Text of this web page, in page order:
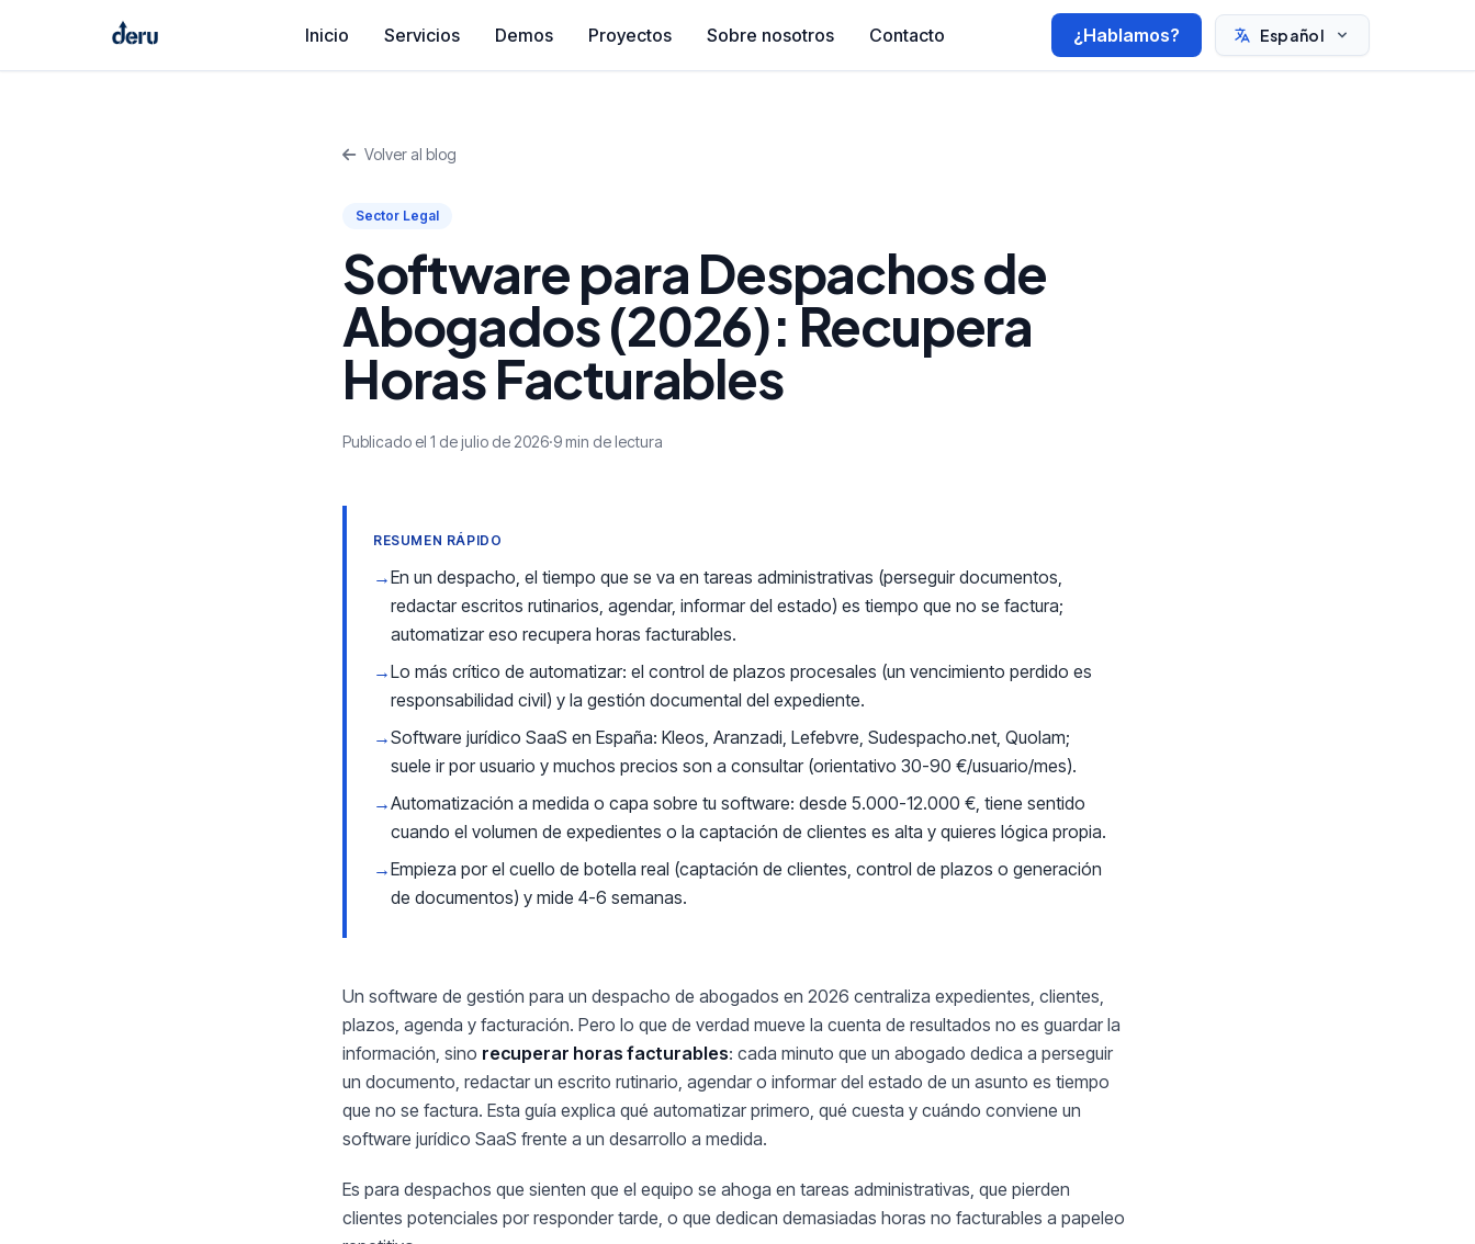
Inicio Servicios Demos Proyectos Sobre nosotros Contacto ¿Hablamos? Español
Volver al blog
Sector Legal
Software para Despachos de
Abogados (2026): Recupera
Horas Facturables
Publicado el 1 de julio de 2026·9 min de lectura
RESUMEN RÁPIDO
→En un despacho, el tiempo que se va en tareas administrativas (perseguir documentos,
redactar escritos rutinarios, agendar, informar del estado) es tiempo que no se factura;
automatizar eso recupera horas facturables.
→Lo más crítico de automatizar: el control de plazos procesales (un vencimiento perdido es
responsabilidad civil) y la gestión documental del expediente.
→Software jurídico SaaS en España: Kleos, Aranzadi, Lefebvre, Sudespacho.net, Quolam;
suele ir por usuario y muchos precios son a consultar (orientativo 30-90 €/usuario/mes).
→Automatización a medida o capa sobre tu software: desde 5.000-12.000 €, tiene sentido
cuando el volumen de expedientes o la captación de clientes es alta y quieres lógica propia.
→Empieza por el cuello de botella real (captación de clientes, control de plazos o generación
de documentos) y mide 4-6 semanas.
Un software de gestión para un despacho de abogados en 2026 centraliza expedientes, clientes,
plazos, agenda y facturación. Pero lo que de verdad mueve la cuenta de resultados no es guardar la
información, sino recuperar horas facturables: cada minuto que un abogado dedica a perseguir
un documento, redactar un escrito rutinario, agendar o informar del estado de un asunto es tiempo
que no se factura. Esta guía explica qué automatizar primero, qué cuesta y cuándo conviene un
software jurídico SaaS frente a un desarrollo a medida.
Es para despachos que sienten que el equipo se ahoga en tareas administrativas, que pierden
clientes potenciales por responder tarde, o que dedican demasiadas horas no facturables a papeleo